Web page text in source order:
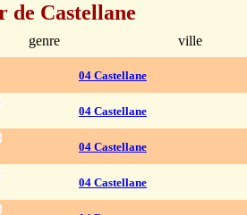
de Castellane
genre
ville
04 Castellane
04 Castellane
04 Castellane
04 Castellane